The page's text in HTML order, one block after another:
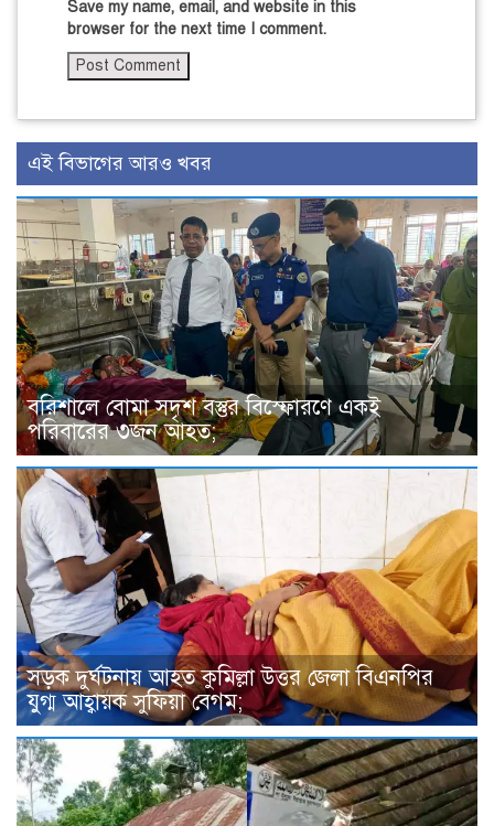
Save my name, email, and website in this
browser for the next time I comment.
এই বিভাগের আরও খবর
বরিশালে বোমা সদৃশ বস্তুর বিস্ফোরণে একই
পরিবারের ৩জন আহত;
সড়ক দুর্ঘটনায় আহত কুমিল্লা উত্তর জেলা বিএনপির
যুগ্ম আহ্বায়ক সুফিয়া বেগম;